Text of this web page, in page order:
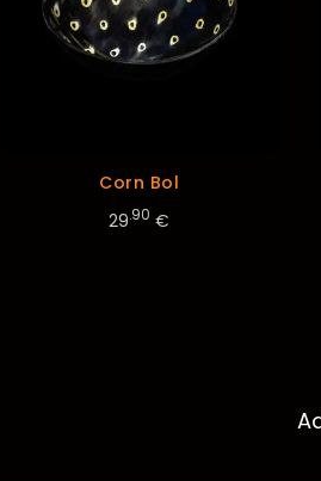
Corn Bol
29.90 €